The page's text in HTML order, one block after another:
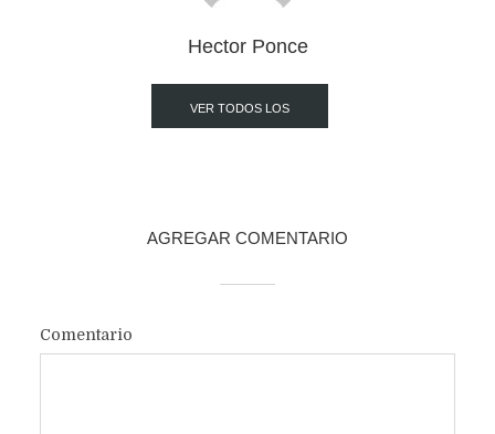
Hector Ponce
VER TODOS LOS
AGREGAR COMENTARIO
Comentario